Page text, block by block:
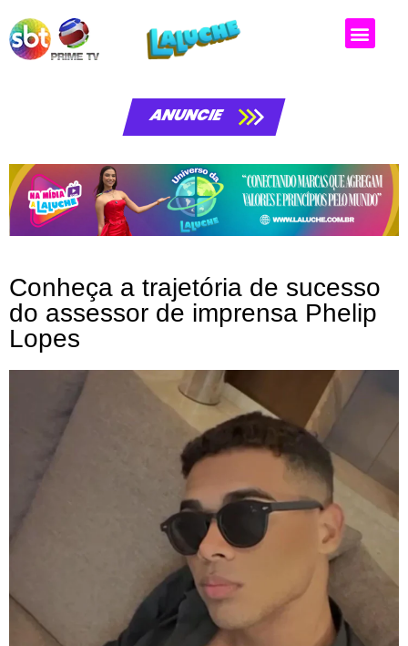
ANUNCIE
Conheça a trajetória de sucesso
do assessor de imprensa Phelip
Lopes